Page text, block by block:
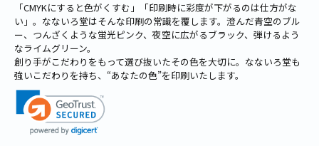
「CMYKにすると色がくすむ」「印刷時に彩度が下がるのは仕方がな
い」。なないろ堂はそんな印刷の常識を覆します。澄んだ青空のブル
ー、つんざくような蛍光ピンク、夜空に広がるブラック、弾けるよう
なライムグリーン。
創り手がこだわりをもって選び抜いたその色を大切に。なないろ堂も
強いこだわりを持ち、“あなたの色”を印刷いたします。